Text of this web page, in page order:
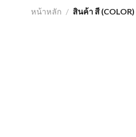
หน้าหลัก / สินค้า สี (COLOR)